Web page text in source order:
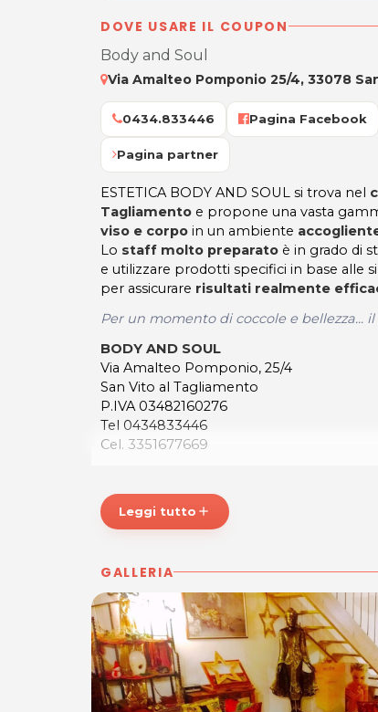
DOVE USARE IL COUPON
Body and Soul
Via Amalteo Pomponio 25/4, 33078
0434.833446 Pagina Facebook
Pagina partner
ESTETICA BODY AND SOUL si trova nel
Tagliamento e propone una vasta
viso e corpo in un ambiente
Lo staff molto preparato è in grado di
e utilizzare prodotti specifici in base alle
per assicurare risultati realmente
Per un momento di coccole e bellezza...
BODY AND SOUL
Via Amalteo Pomponio, 25/4
San Vito al Tagliamento
P.IVA 03482160276
Tel 0434833446
Cel. 3351677669
scrivi aposta@espevia.it
Leggi tutto add
GALLERIA